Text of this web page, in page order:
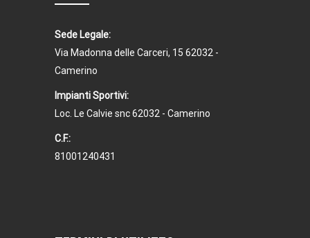
Sede Legale:
Via Madonna delle Carceri, 15 62032 -
Camerino
Impianti Sportivi:
Loc. Le Calvie snc 62032 - Camerino
C.F.:
81001240431